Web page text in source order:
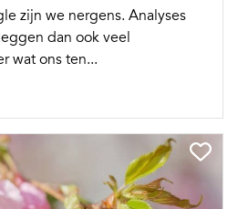
zijn we nergens. Analyses
dan ook veel
wat ons ten...